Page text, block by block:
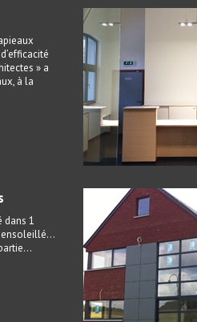
» a
à la
dans 1
ensoleillé…